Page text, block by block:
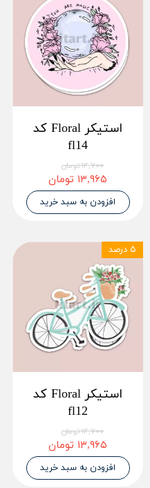
استیکر Floral کد
fl14
۱۴,۷۰۰ تومان
۱۳,۹۶۵ تومان
افزودن به سبد خرید
استیکر Floral کد
fl12
۱۴,۷۰۰ تومان
۱۳,۹۶۵ تومان
افزودن به سبد خرید
۵ درصد